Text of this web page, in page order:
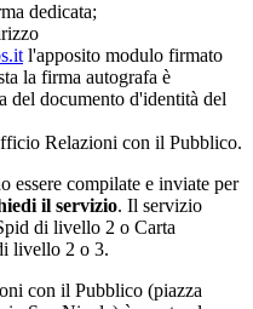
dedicata;
l'apposito modulo firmato
la firma autografa è
del documento d'identità del
Relazioni con il Pubblico.
essere compilate e inviate per
il servizio. Il servizio
di livello 2 o Carta
livello 2 o 3.
con il Pubblico (piazza